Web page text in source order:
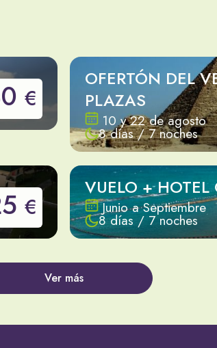
€
OFERTÓN DEL
PLAZAS
10 y 22 de agosto
8 días / 7 noches
€
VUELO + HOTEL
Junio a Septiembre
8 días / 7 noches
Ver más